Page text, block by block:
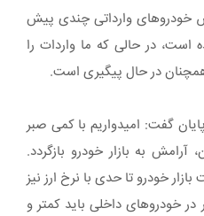
خودروهای وارداتی چندی پیش
در حالی که ما واردات را
در حال پیگیری است.
گفت: امیدواریم با کمی صبر
به بازار خودرو بازگردد.
خودرو تا حدی با نرخ ارز نیز
در خودروهای داخلی باید کمتر و